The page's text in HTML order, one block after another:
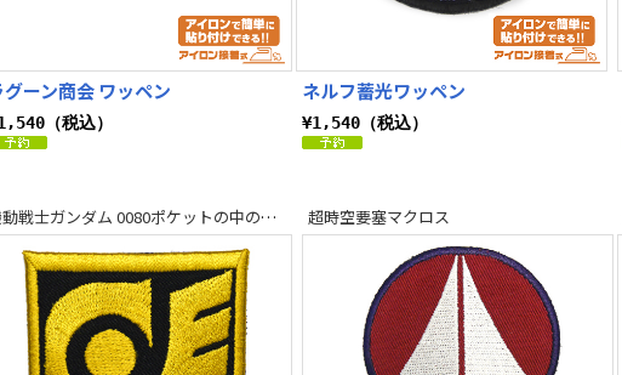
グーン商会 ワッペン
（税込）
ネルフ蓄光ワッペン
¥1,540（税込）
機動戦士ガンダム 0080ポケットの中の戦争 超時空要塞マクロス